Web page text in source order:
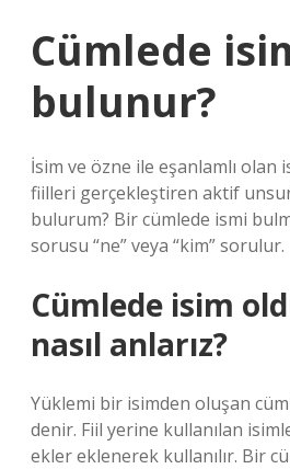
Cümlede
bulunur?
İsim ve özne ile eşanlamlı olan
fiilleri gerçekleştiren aktif
bulurum? Bir cümlede ismi
sorusu “ne” veya “kim” sorulur.
Cümlede isim
nasıl anlarız?
Yüklemi bir isimden oluşan
denir. Fiil yerine kullanılan
ekler eklenerek kullanılır. Bir